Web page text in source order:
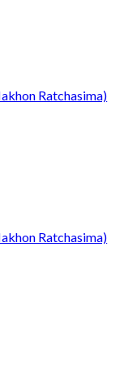
Ratchasima)
Ratchasima)